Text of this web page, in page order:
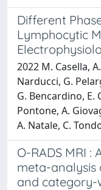
Different
Lymphocytic
2022 M. Casella,
Narducci, G.
G. Bencardino, E.
Pontone, A.
A. Natale, C.
O-RADS MRI :
meta-analysis
and category-